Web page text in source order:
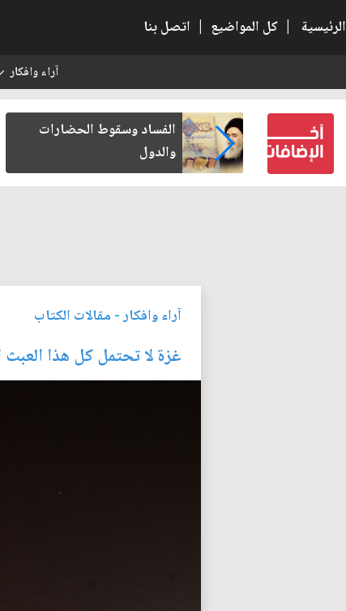
الرئيسية | كل المواضيع | اتصل بنا
آراء وافكار
كتب لنفسه
الفساد وسقوط الحضارات
والدول
آراء وافكار- مقالات الكتاب
غزة لا تحتمل كل هذا العبث